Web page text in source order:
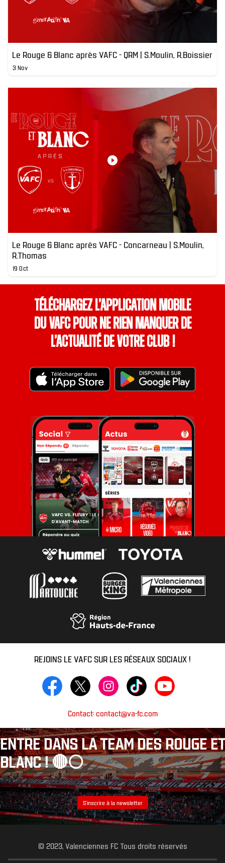
Le Rouge & Blanc après VAFC - QRM | S.Moulin, R.Boissier
3 Nov
Le Rouge & Blanc après VAFC - Concarneau | S.Moulin,
R.Thomas
19 Oct
Téléchargez l’application mobile
du VAFC pour ne rien manquer de
l’actualité de votre club !
REJOINS LE VAFC SUR LES RÉSEAUX SOCIAUX !
Contact: contact@va-fc.com
ENTRE DANS LA TEAM DES ROUGE ET
BLANC ! 🔴⚪️
S’inscrire à la newsletter
© 2023, Valenciennes FC Tous droits réservés